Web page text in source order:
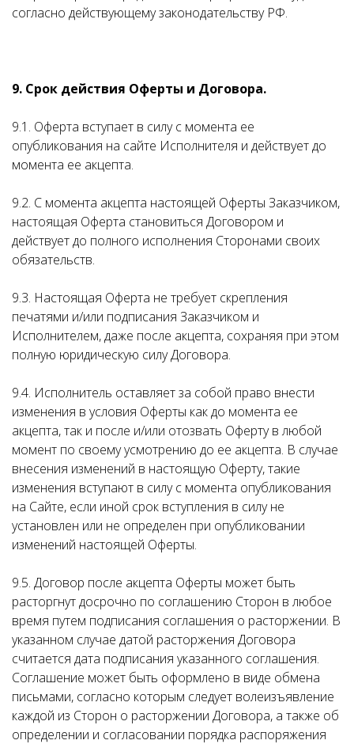
согласно действующему законодательству РФ.
9. Срок действия Оферты и Договора.
9.1. Оферта вступает в силу с момента ее
опубликования на сайте Исполнителя и действует до
момента ее акцепта.
9.2. С момента акцепта настоящей Оферты Заказчиком,
настоящая Оферта становиться Договором и
действует до полного исполнения Сторонами своих
обязательств.
9.3. Настоящая Оферта не требует скрепления
печатями и/или подписания Заказчиком и
Исполнителем, даже после акцепта, сохраняя при этом
полную юридическую силу Договора.
9.4. Исполнитель оставляет за собой право внести
изменения в условия Оферты как до момента ее
акцепта, так и после и/или отозвать Оферту в любой
момент по своему усмотрению до ее акцепта. В случае
внесения изменений в настоящую Оферту, такие
изменения вступают в силу с момента опубликования
на Сайте, если иной срок вступления в силу не
установлен или не определен при опубликовании
изменений настоящей Оферты.
9.5. Договор после акцепта Оферты может быть
расторгнут досрочно по соглашению Сторон в любое
время путем подписания соглашения о расторжении. В
указанном случае датой расторжения Договора
считается дата подписания указанного соглашения.
Соглашение может быть оформлено в виде обмена
письмами, согласно которым следует волеизъявление
каждой из Сторон о расторжении Договора, а также об
определении и согласовании порядка распоряжения